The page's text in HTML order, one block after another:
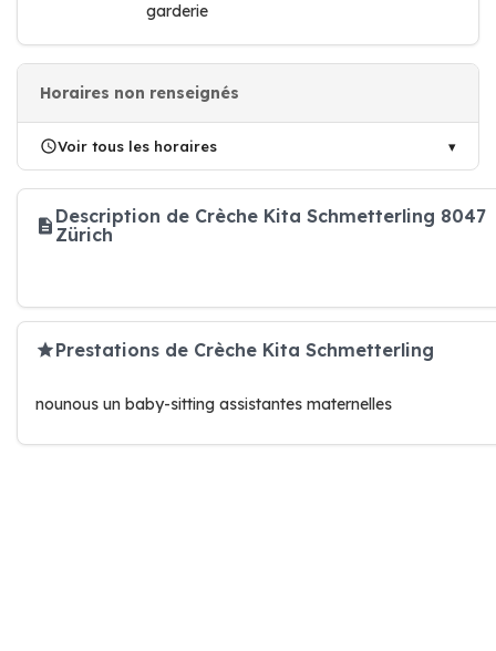
garderie
Horaires non renseignés
Voir tous les horaires
Description de Crèche Kita Schmetterling 8047
Zürich
Prestations de Crèche Kita Schmetterling
nounous un baby-sitting assistantes maternelles